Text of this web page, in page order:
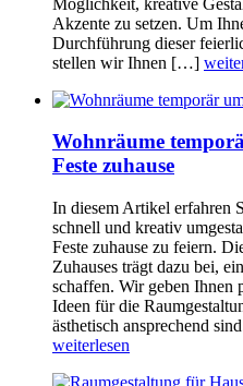
Akzente zu setzen. Um
Durchführung dieser
stellen wir Ihnen […]
Wohnräume
Feste zuhause
In diesem Artikel erfahren
schnell und kreativ
Feste zuhause zu feiern.
Zuhauses trägt dazu bei,
schaffen. Wir geben Ihnen
Ideen für die
ästhetisch ansprechend
weiterlesen